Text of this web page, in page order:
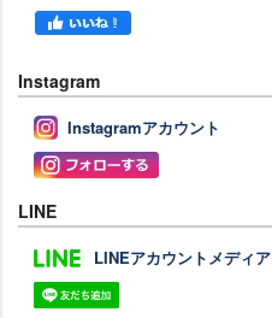
Instagram
Instagramアカウント
LINE
LINEアカウントメディア